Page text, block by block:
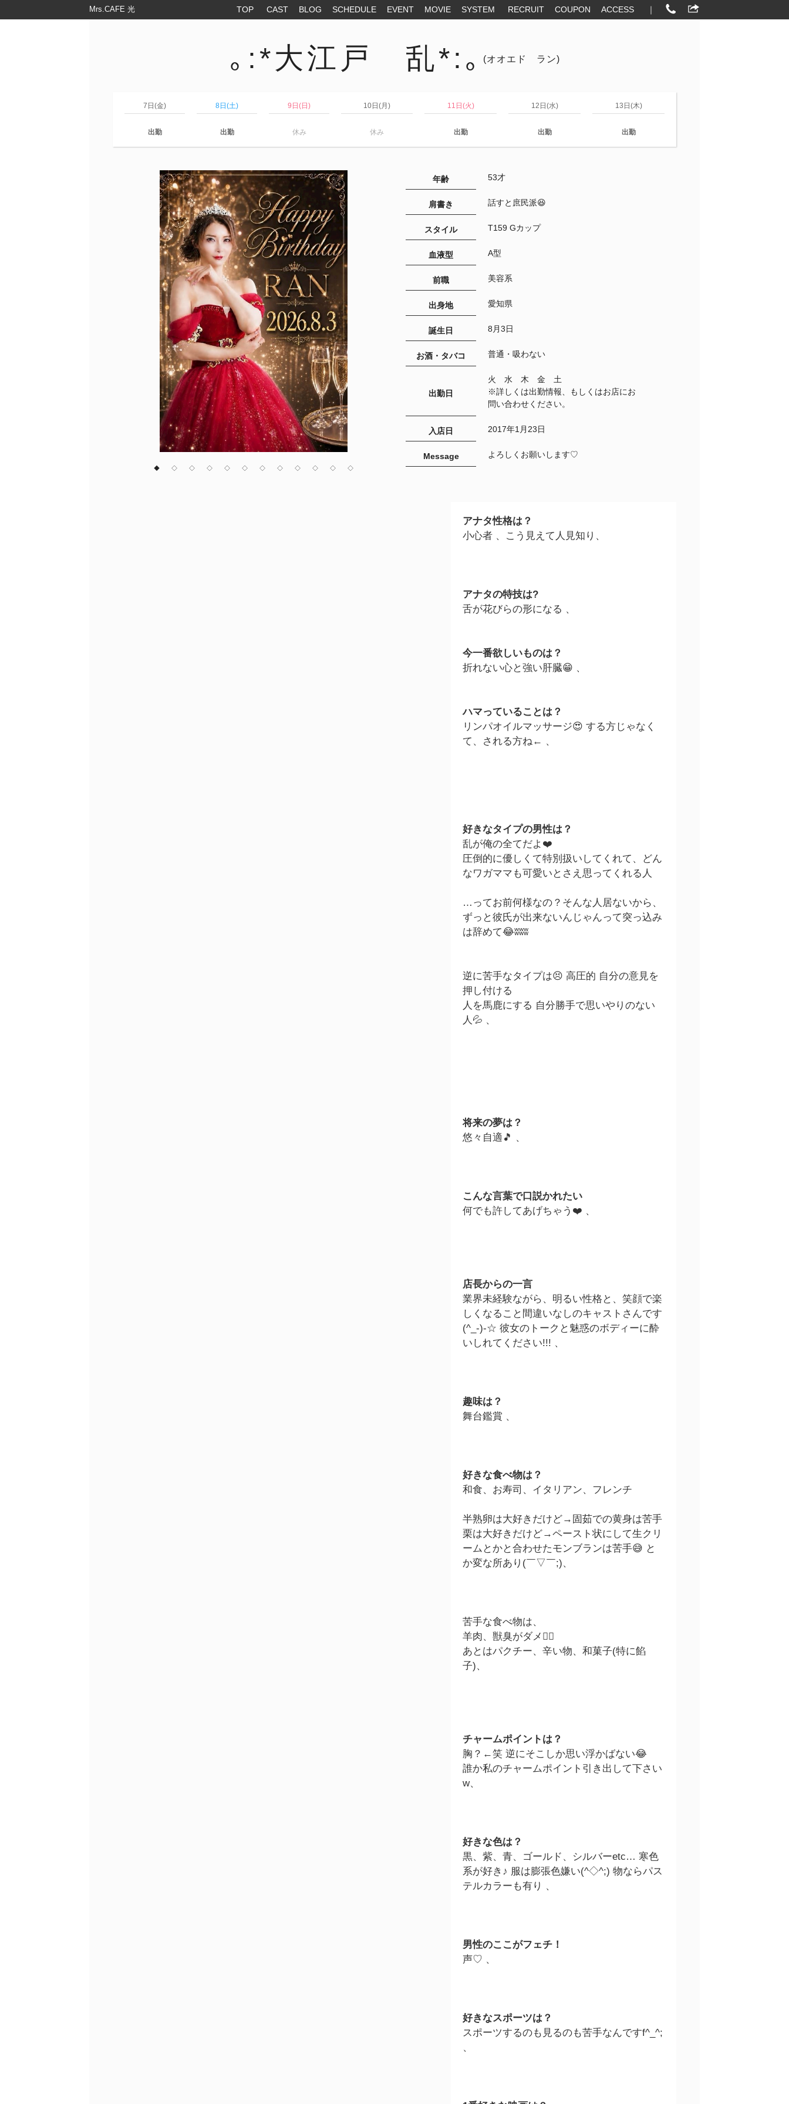
Mrs.CAFE 光 TOP CAST BLOG SCHEDULE EVENT MOVIE SYSTEM RECRUIT COUPON ACCESS ｜
｡:*大江戸 乱*:｡ (オオエド ラン)
7日(金) 8日(土) 9日(日) 10日(月) 11日(火) 12日(水) 13日(木)
出勤 出勤 休み 休み 出勤 出勤 出勤
◆ ◇ ◇ ◇ ◇ ◇ ◇ ◇ ◇ ◇ ◇ ◇
年齢 53才
肩書き 話すと庶民派😆
スタイル T159 Gカップ
血液型 A型
前職 美容系
出身地 愛知県
誕生日 8月3日
お酒・タバコ 普通・吸わない
出勤日
火 水 木 金 土
※詳しくは出勤情報、もしくはお店にお
問い合わせください。
入店日 2017年1月23日
Message よろしくお願いします♡
アナタ性格は？
小心者 、こう見えて人見知り、
アナタの特技は?
舌が花びらの形になる 、
今一番欲しいものは？
折れない心と強い肝臓😁 、
ハマっていることは？
リンパオイルマッサージ😍 する方じゃなく
て、される方ね← 、
好きなタイプの男性は？
乱が俺の全てだよ❤️
圧倒的に優しくて特別扱いしてくれて、どん
なワガママも可愛いとさえ思ってくれる人
…ってお前何様なの？そんな人居ないから、
ずっと彼氏が出来ないんじゃんって突っ込み
は辞めて😂ʬʬʬ
逆に苦手なタイプは😣 高圧的 自分の意見を
押し付ける
人を馬鹿にする 自分勝手で思いやりのない
人💦 、
将来の夢は？
悠々自適🎵 、
こんな言葉で口説かれたい
何でも許してあげちゃう❤️ 、
店長からの一言
業界未経験ながら、明るい性格と、笑顔で楽
しくなること間違いなしのキャストさんです
(^_-)-☆ 彼女のトークと魅惑のボディーに酔
いしれてください!!! 、
趣味は？
舞台鑑賞 、
好きな食べ物は？
和食、お寿司、イタリアン、フレンチ
半熟卵は大好きだけど→固茹での黄身は苦手
栗は大好きだけど→ペースト状にして生クリ
ームとかと合わせたモンブランは苦手😅 と
か変な所あり(￣▽￣;)、
苦手な食べ物は、
羊肉、獣臭がダメ🙅‍♀️
あとはパクチー、辛い物、和菓子(特に餡
子)、
チャームポイントは？
胸？←笑 逆にそこしか思い浮かばない😂
誰か私のチャームポイント引き出して下さい
w、
好きな色は？
黒、紫、青、ゴールド、シルバーetc… 寒色
系が好き♪ 服は膨張色嫌い(^◇^;) 物ならパス
テルカラーも有り 、
男性のここがフェチ！
声♡ 、
好きなスポーツは？
スポーツするのも見るのも苦手なんですf^_^;
、